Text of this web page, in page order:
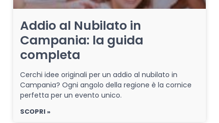
Addio al Nubilato in
Campania: la guida
completa
Cerchi idee originali per un addio al nubilato in
Campania? Ogni angolo della regione è la cornice
perfetta per un evento unico.
SCOPRI »